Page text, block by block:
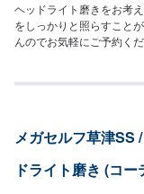
ヘッドライト磨きをお考
をしっかりと照らすこと
んのでお気軽にご予約く
メガセルフ草津SS
ドライト磨き (コ